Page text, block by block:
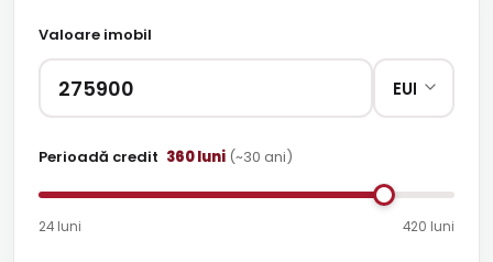
Valoare imobil
Perioadă credit 360luni (~30 ani)
24 luni 420 luni